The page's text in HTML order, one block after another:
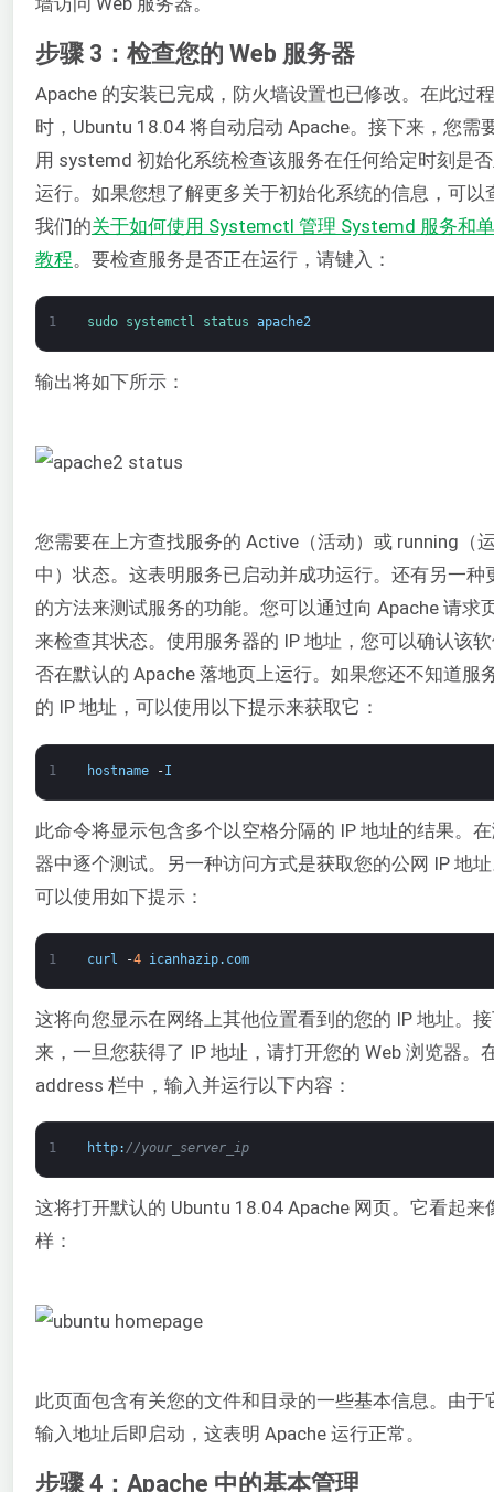
步骤 3：检查您的 Web 服务器
Apache 的安装已完成，防火墙设置也已修改。在此过
时，Ubuntu 18.04 将自动启动 Apache。接下来，您需
用 systemd 初始化系统检查该服务在任何给定时刻是
运行。如果您想了解更多关于初始化系统的信息，可以
我们的关于如何使用 Systemctl 管理 Systemd 服务和
教程。要检查服务是否正在运行，请键入：
1 sudo systemctl status apache2
输出将如下所示：
您需要在上方查找服务的 Active（活动）或 running（
中）状态。这表明服务已启动并成功运行。还有另一种
的方法来测试服务的功能。您可以通过向 Apache 请求
来检查其状态。使用服务器的 IP 地址，您可以确认该
否在默认的 Apache 落地页上运行。如果您还不知道服
的 IP 地址，可以使用以下提示来获取它：
1 hostname -I
此命令将显示包含多个以空格分隔的 IP 地址的结果。
器中逐个测试。另一种访问方式是获取您的公网 IP 地
可以使用如下提示：
1 curl -4 icanhazip. com
这将向您显示在网络上其他位置看到的您的 IP 地址。
来，一旦您获得了 IP 地址，请打开您的 Web 浏览器。
address 栏中，输入并运行以下内容：
1 http: //your_server_ip
这将打开默认的 Ubuntu 18.04 Apache 网页。它看起来
样：
此页面包含有关您的文件和目录的一些基本信息。由于
输入地址后即启动，这表明 Apache 运行正常。
步骤 4：Apache 中的基本管理